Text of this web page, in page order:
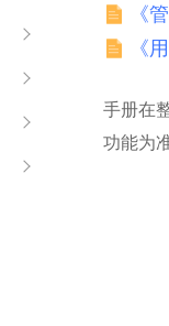
《
《
手册在
功能为